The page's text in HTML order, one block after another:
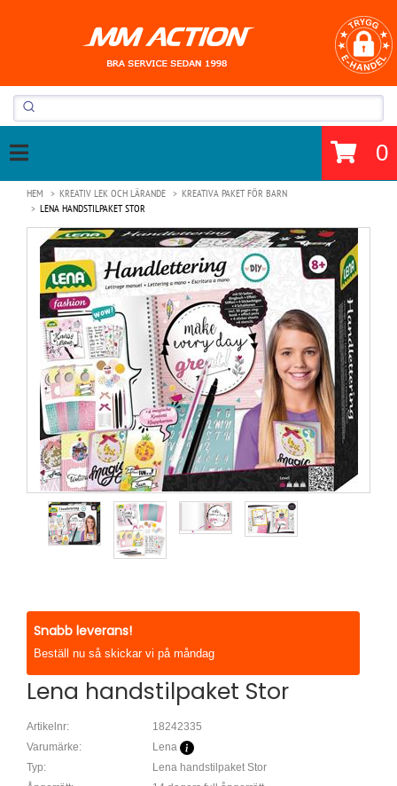
0
HEM KREATIV LEK OCH LÄRANDE
KREATIVA PAKET FÖR BARN
LENA HANDSTILPAKET STOR
Snabb leverans!
Beställ nu så skickar vi på måndag
Lena handstilpaket Stor
Artikelnr:
18242335
Varumärke:
Lena
Typ:
Lena handstilpaket Stor